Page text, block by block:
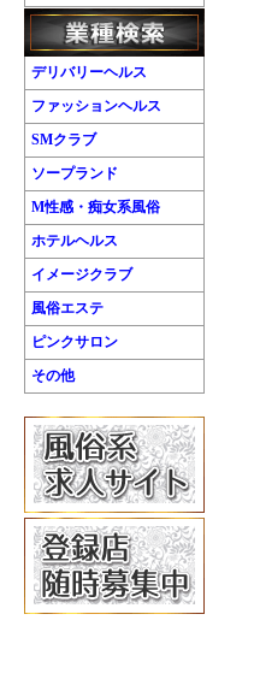
デリバリーヘルス
ファッションヘルス
SMクラブ
ソープランド
M性感・痴女系風俗
ホテルヘルス
イメージクラブ
風俗エステ
ピンクサロン
その他